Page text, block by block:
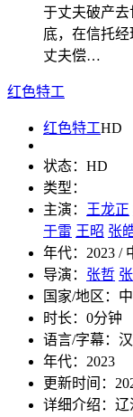
于丈夫破产
底，在信托
丈夫偿…
红色特工
红色特工HD
状态： HD
类型：
主演： 王龙正
于雷 王昭 张
年代： 2023 /
导演： 张哲
国家/地区：
时长： 0分钟
语言/字幕：
年代： 2023
更新时间：
详细介绍： 辽